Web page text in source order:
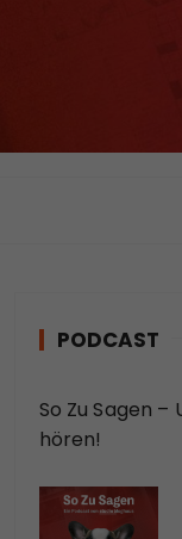
PODCAST
So Zu Sagen
hören!